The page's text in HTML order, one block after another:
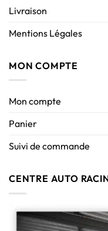
Livraison
Mentions Légales
MON COMPTE
Mon compte
Panier
Suivi de commande
CENTRE AUTO